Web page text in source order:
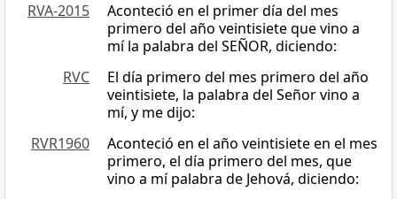
RVA-2015
Aconteció en el primer día del mes
primero del año veintisiete que vino a
mí la palabra del SEÑOR, diciendo:
RVC
El día primero del mes primero del año
veintisiete, la palabra del Señor vino a
mí, y me dijo:
RVR1960
Aconteció en el año veintisiete en el mes
primero, el día primero del mes, que
vino a mí palabra de Jehová, diciendo: